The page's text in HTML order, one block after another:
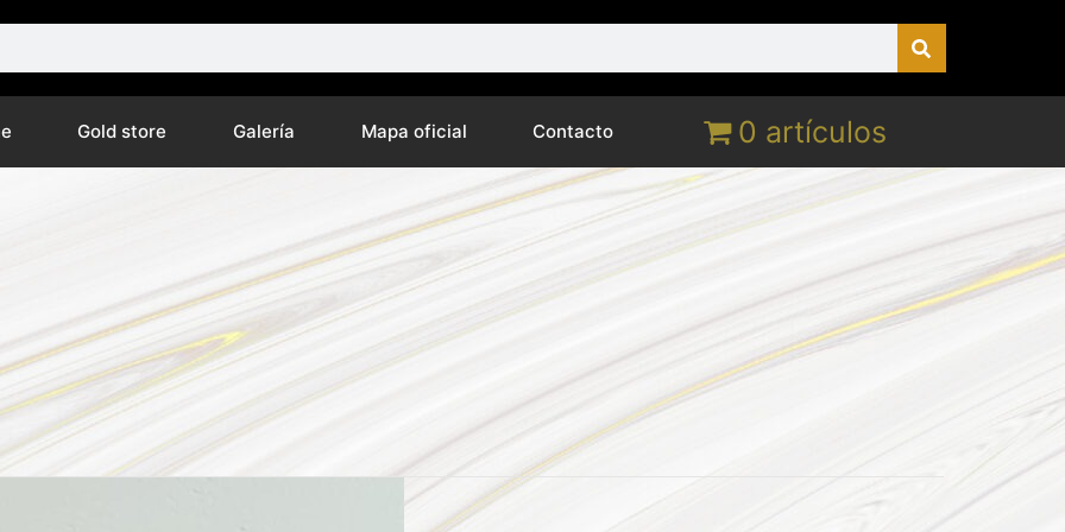
Gold store Galería Mapa oficial Contacto 0 artículos